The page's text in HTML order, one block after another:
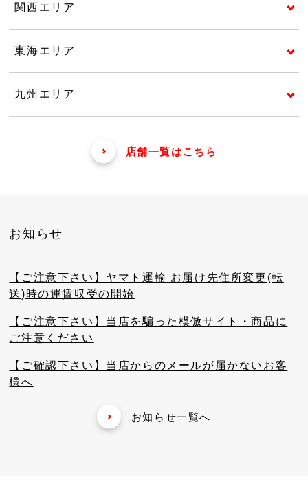
関西エリア
東海エリア
九州エリア
店舗一覧はこちら
お知らせ
【ご注意下さい】ヤマト運輸 お届け先住所変更(転
送)時の運賃収受の開始
【ご注意下さい】当店を騙った模倣サイト・商品に
ご注意ください
【ご確認下さい】当店からのメールが届かないお客
様へ
お知らせ一覧へ